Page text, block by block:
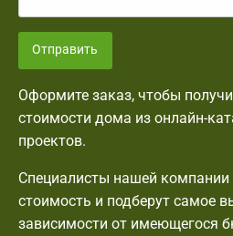
Отправить
Оформите заказ, чтобы
стоимости дома из онлайн-
проектов.
Специалисты нашей компании
стоимость и подберут самое
зависимости от имеющегося